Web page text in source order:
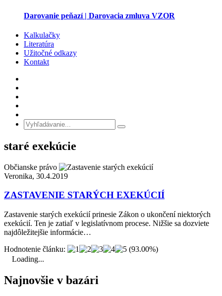
Darovanie peňazí | Darovacia zmluva VZOR
Kalkulačky
Literatúra
Užitočné odkazy
Kontakt
staré exekúcie
Občianske právo
Veronika, 30.4.2019
ZASTAVENIE STARÝCH EXEKÚCIÍ
Zastavenie starých exekúcií prinesie Zákon o ukončení niektorých
exekúcií. Ten je zatiaľ v legislatívnom procese. Nižšie sa dozviete
najdôležitejšie informácie…
Hodnotenie článku:
(93.00%)
Loading...
Najnovšie v bazári